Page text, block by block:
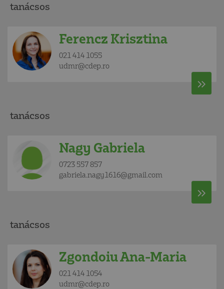
tanácsos
Ferencz Krisztina
021 414 1055
udmr@cdep.ro
tanácsos
Nagy Gabriela
0723 557 857
gabriela.nagy1616@gmail.com
tanácsos
Zgondoiu Ana-Maria
021 414 1054
udmr@cdep.ro